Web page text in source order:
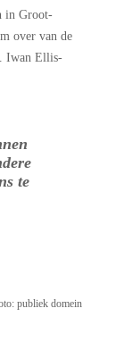
in Groot-
over van de
Iwan Ellis-
te
publiek domein